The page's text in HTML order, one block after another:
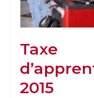
Taxe
2015